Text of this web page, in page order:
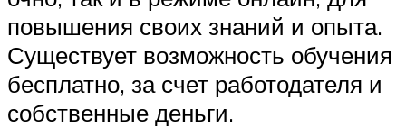
повышения своих знаний и опыта.
Существует возможность обучения
бесплатно, за счет работодателя и
собственные деньги.